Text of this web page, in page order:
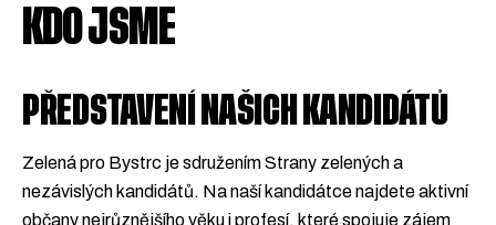
KDO JSME
PŘEDSTAVENÍ NAŠICH KANDIDÁTŮ
Zelená pro Bystrc je sdružením Strany zelených a
nezávislých kandidátů. Na naší kandidátce najdete aktivní
občany nejrůznějšího věku i profesí, které spojuje zájem